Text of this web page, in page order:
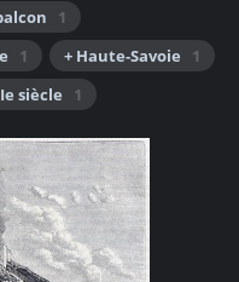
1
1 + Haute-Savoie
1
siècle 1